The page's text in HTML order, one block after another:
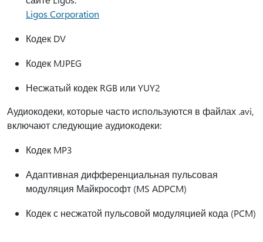
Ligos Corporation
Кодек DV
Кодек MJPEG
Несжатый кодек RGB или YUY2
Аудиокодеки, которые часто используются в файлах .avi,
включают следующие аудиокодеки:
Кодек MP3
Адаптивная дифференциальная пульсовая
модуляция Майкрософт (MS ADPCM)
Кодек с несжатой пульсовой модуляцией кода (PCM)